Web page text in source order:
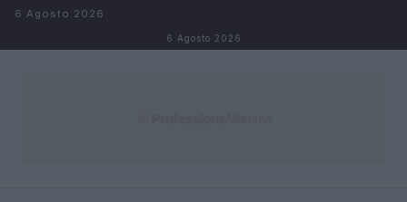
Salta al contenuto
6 Agosto 2026
6 Agosto 2026